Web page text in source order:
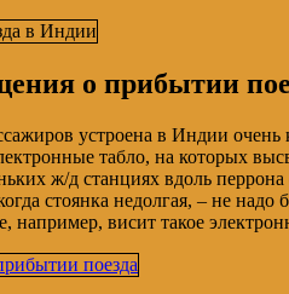
о прибытии
устроена в Индии очень
табло, на которых
ж/д станциях вдоль перрона
стоянка недолгая, – не
например, висит такое